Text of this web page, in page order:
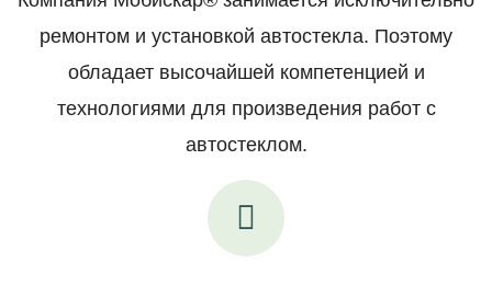
ремонтом и установкой автостекла. Поэтому
обладает высочайшей компетенцией и
технологиями для произведения работ с
автостеклом.